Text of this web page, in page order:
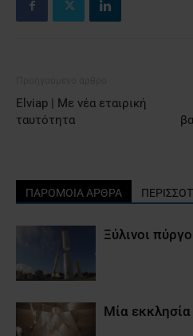
Elviap | Με νέα εταιρική
ταυτότητα
ΠΑΡΟΜΟΙΑ ΑΡΘΡΑ
Ξύλινοι
Μία